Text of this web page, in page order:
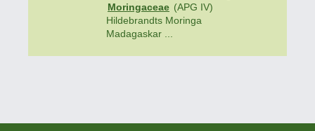
Moringaceae (APG IV)
Hildebrandts Moringa
Madagaskar ...